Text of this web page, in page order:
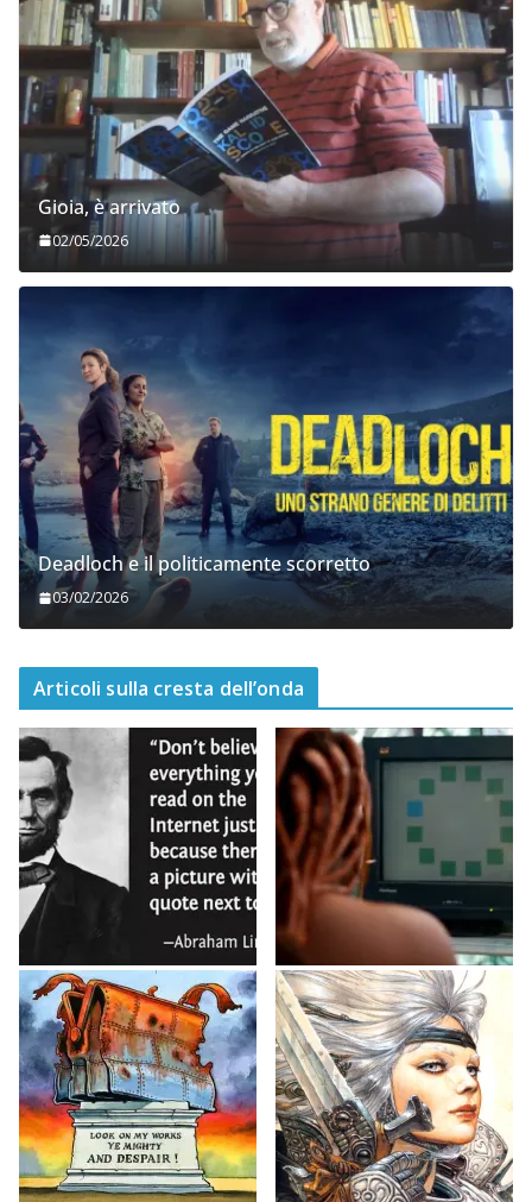
Gioia, è arrivato
02/05/2026
Deadloch e il politicamente scorretto
03/02/2026
Articoli sulla cresta dell’onda